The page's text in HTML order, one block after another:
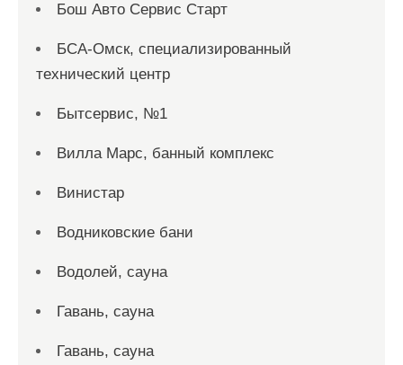
Бош Авто Сервис Старт
БСА-Омск, специализированный
технический центр
Бытсервис, №1
Вилла Марс, банный комплекс
Винистар
Водниковские бани
Водолей, сауна
Гавань, сауна
Гавань, сауна